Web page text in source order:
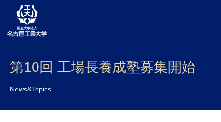
大学案内
第10回 工場長養成塾募集開始
News&Topics